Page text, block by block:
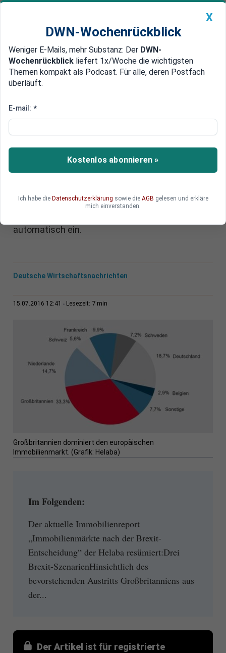
Newsticker MEIN DWN: Geldanlage Premium
Edelmetalle DWN-Magazin China
Deutschland könnte profitieren
Helaba: Immobilien in
Deutschland könnten vom Brexit
profitieren
Die Verhandlungen der EU mit Großbritannien
auf die Immobilienmärkte haben. London muss
nicht unbedingt Nachteile gewärtigen. Vorteile
automatisch ein.
Deutsche Wirtschaftsnachrichten
15.07.2016 12:41 Lesezeit: 7 min
Großbritannien dominiert den europäischen
Immobilienmarkt. (Grafik: Helaba)
Im Folgenden:
Der aktuelle Immobilienreport
„Immobilienmärkte nach der Brexit-
Entscheidung“ der Helaba resümiert:Drei
Brexit-SzenarienHinsichtlich des
bevorstehenden Austritts Großbritanniens aus
der...
Der Artikel ist für registrierte
X
DWN-Wochenrückblick
Weniger E-Mails, mehr Substanz: Der DWN-
Wochenrückblick liefert 1x/Woche die wichtigsten
Themen kompakt als Podcast. Für alle, deren Postfach
überläuft.
E-mail: *
Kostenlos abonnieren »
Ich habe die Datenschutzerklärung sowie die AGB gelesen und erkläre
mich einverstanden.